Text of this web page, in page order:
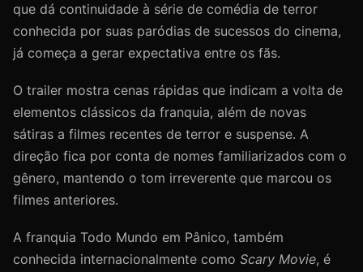
que dá continuidade à série de comédia de terror
conhecida por suas paródias de sucessos do cinema,
já começa a gerar expectativa entre os fãs.
O trailer mostra cenas rápidas que indicam a volta de
elementos clássicos da franquia, além de novas
sátiras a filmes recentes de terror e suspense. A
direção fica por conta de nomes familiarizados com o
gênero, mantendo o tom irreverente que marcou os
filmes anteriores.
A franquia Todo Mundo em Pânico, também
conhecida internacionalmente como Scary Movie, é